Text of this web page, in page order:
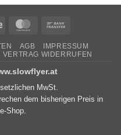
Stripe MasterCard
AGB
IMPRESSUM
VERTRAG WIDERRUFEN
MwSt.
dem bisherigen Preis in
Shop.